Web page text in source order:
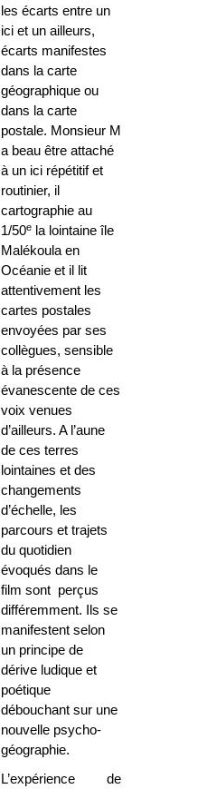
les écarts entre un
ici et un ailleurs,
écarts manifestes
dans la carte
géographique ou
dans la carte
postale. Monsieur M
a beau être attaché
à un ici répétitif et
routinier, il
cartographie au
1/50ela lointaine île
Malékoula en
Océanie et il lit
attentivement les
cartes postales
envoyées par ses
collègues, sensible
à la présence
évanescente de ces
voix venues
d’ailleurs. A l’aune
de ces terres
lointaines et des
changements
d’échelle, les
parcours et trajets
du quotidien
évoqués dans le
film sont perçus
différemment. Ils se
manifestent selon
un principe de
dérive ludique et
poétique
débouchant sur une
nouvelle psycho-
géographie.
L’expérience de